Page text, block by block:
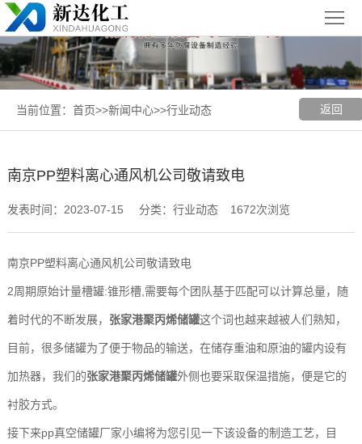
页
关
于
我
新
闻
心
聚丙烯
（PP）
设备
PPH
设备
聚
复
合
玻
设备
例
展
张
家
联
返回
当前位置： 首页>>新闻中心>>行业动态
南京PP塑料离心通风机公司敬请致电
发表时间：2023-07-15 分类：行业动态 1672次浏览
南京PP塑料离心通风机公司敬请致电
2周期原始计量槽罐:锥形槽,需要每个团队基于匹配可以计算总量，随
着时代的不断发展， 张家港聚丙烯储罐这个词也越来越被人们熟知，
目前，很多储罐为了便于物品的输送，在储存重油和原油的罐内设有
加热器，我们的张家港聚丙烯储罐外侧也要采取保温措施，便是它的
衬胶方式。
接下来pp真空储罐厂家小编将为您引见一下该设备的制造工艺，目